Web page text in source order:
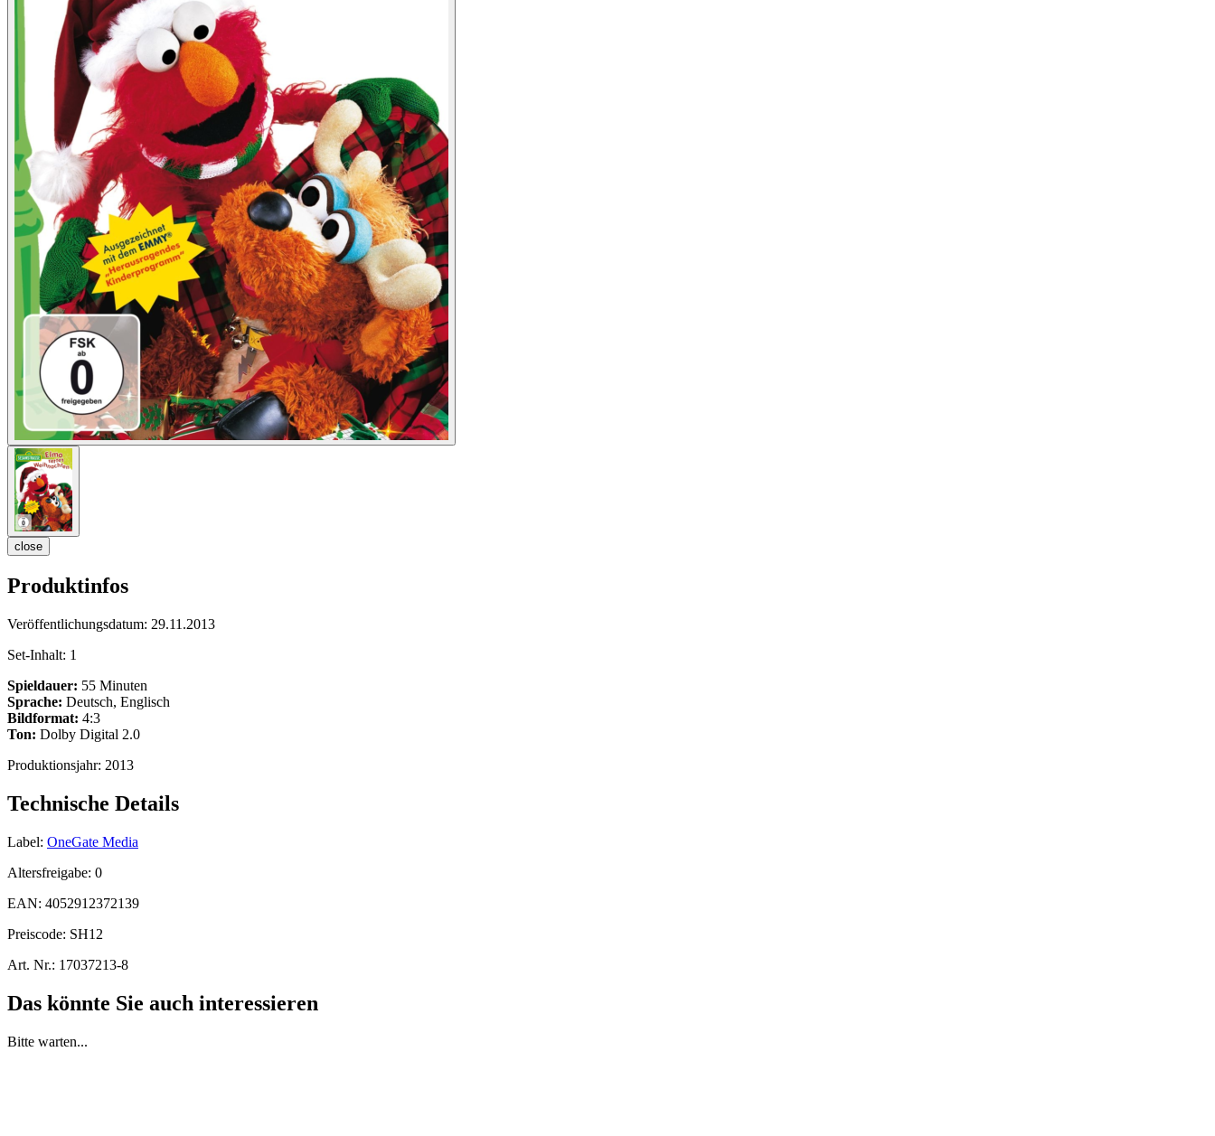
close
Produktinfos
Veröffentlichungsdatum: 29.11.2013
Set-Inhalt: 1
Spieldauer: 55 Minuten
Sprache: Deutsch, Englisch
Bildformat: 4:3
Ton: Dolby Digital 2.0
Produktionsjahr: 2013
Technische Details
Label: OneGate Media
Altersfreigabe: 0
EAN: 4052912372139
Preiscode: SH12
Art. Nr.: 17037213-8
Das könnte Sie auch interessieren
Bitte warten...